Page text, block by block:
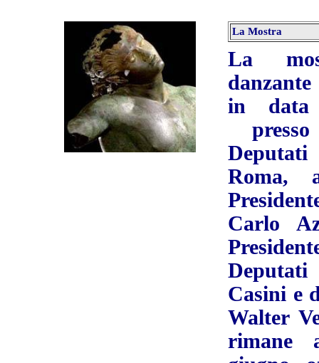
La Mostra
La
in data
Roma,
Carlo
Casini e
Walter
rimane